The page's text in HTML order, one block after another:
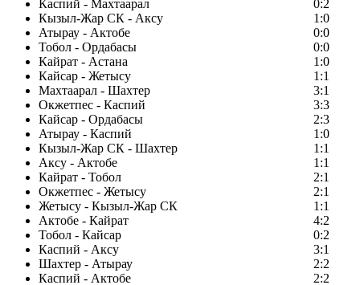
Каспий - Махтаарал
0:2
Кызыл-Жар СК - Аксу
1:0
Атырау - Актобе
0:0
Тобол - Ордабасы
0:0
Кайрат - Астана
1:0
Кайсар - Жетысу
1:1
Махтаарал - Шахтер
3:1
Окжетпес - Каспий
3:3
Кайсар - Ордабасы
2:3
Атырау - Каспий
1:0
Кызыл-Жар СК - Шахтер
1:1
Аксу - Актобе
1:1
Кайрат - Тобол
2:1
Окжетпес - Жетысу
2:1
Жетысу - Кызыл-Жар СК
1:1
Актобе - Кайрат
4:2
Тобол - Кайсар
0:2
Каспий - Аксу
3:1
Шахтер - Атырау
2:2
Каспий - Актобе
2:2